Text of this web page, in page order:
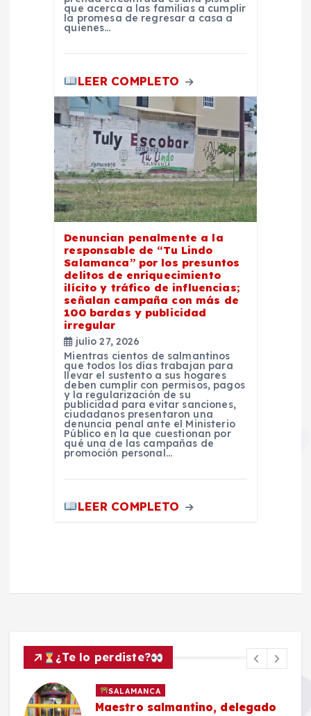
que acerca a las familias a cumplir
la promesa de regresar a casa a
quienes…
LEER COMPLETO
Denuncian penalmente a la
responsable de “Tu Lindo
Salamanca” por los presuntos
delitos de enriquecimiento
ilícito y tráfico de influencias;
señalan campaña con más de
100 bardas y publicidad
irregular
julio 27, 2026
Mientras cientos de salmantinos
que todos los días trabajan para
llevar el sustento a sus hogares
deben cumplir con permisos, pagos
y la regularización de su
publicidad para evitar sanciones,
ciudadanos presentaron una
denuncia penal ante el Ministerio
Público en la que cuestionan por
qué una de las campañas de
promoción personal…
LEER COMPLETO
¿Te lo perdiste?
SALAMANCA
Maestro salmantino, delegado